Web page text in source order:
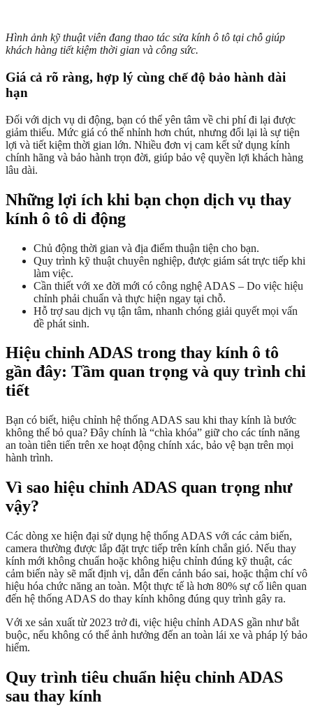
Hình ảnh kỹ thuật viên đang thao tác sửa kính ô tô tại chỗ giúp
khách hàng tiết kiệm thời gian và công sức.
Giá cả rõ ràng, hợp lý cùng chế độ bảo hành dài
hạn
Đối với dịch vụ di động, bạn có thể yên tâm về chi phí đi lại được
giảm thiểu. Mức giá có thể nhỉnh hơn chút, nhưng đổi lại là sự tiện
lợi và tiết kiệm thời gian lớn. Nhiều đơn vị cam kết sử dụng kính
chính hãng và bảo hành trọn đời, giúp bảo vệ quyền lợi khách hàng
lâu dài.
Những lợi ích khi bạn chọn dịch vụ thay
kính ô tô di động
Chủ động thời gian và địa điểm thuận tiện cho bạn.
Quy trình kỹ thuật chuyên nghiệp, được giám sát trực tiếp khi
làm việc.
Cần thiết với xe đời mới có công nghệ ADAS – Do việc hiệu
chỉnh phải chuẩn và thực hiện ngay tại chỗ.
Hỗ trợ sau dịch vụ tận tâm, nhanh chóng giải quyết mọi vấn
đề phát sinh.
Hiệu chỉnh ADAS trong thay kính ô tô
gần đây: Tầm quan trọng và quy trình chi
tiết
Bạn có biết, hiệu chỉnh hệ thống ADAS sau khi thay kính là bước
không thể bỏ qua? Đây chính là “chìa khóa” giữ cho các tính năng
an toàn tiên tiến trên xe hoạt động chính xác, bảo vệ bạn trên mọi
hành trình.
Vì sao hiệu chỉnh ADAS quan trọng như
vậy?
Các dòng xe hiện đại sử dụng hệ thống ADAS với các cảm biến,
camera thường được lắp đặt trực tiếp trên kính chắn gió. Nếu thay
kính mới không chuẩn hoặc không hiệu chỉnh đúng kỹ thuật, các
cảm biến này sẽ mất định vị, dẫn đến cảnh báo sai, hoặc thậm chí vô
hiệu hóa chức năng an toàn. Một thực tế là hơn 80% sự cố liên quan
đến hệ thống ADAS do thay kính không đúng quy trình gây ra.
Với xe sản xuất từ 2023 trở đi, việc hiệu chỉnh ADAS gần như bắt
buộc, nếu không có thể ảnh hưởng đến an toàn lái xe và pháp lý bảo
hiểm.
Quy trình tiêu chuẩn hiệu chỉnh ADAS
sau thay kính